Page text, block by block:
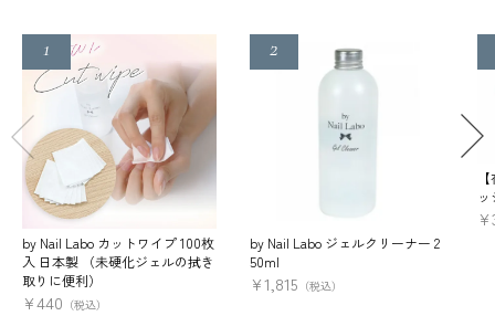
by Nail Labo カットワイプ 100枚
入 日本製 （未硬化ジェルの拭き
取りに便利）
¥440 （税込）
by Nail Labo ジェルクリーナー 2
50ml
¥1,815 （税込）
¥